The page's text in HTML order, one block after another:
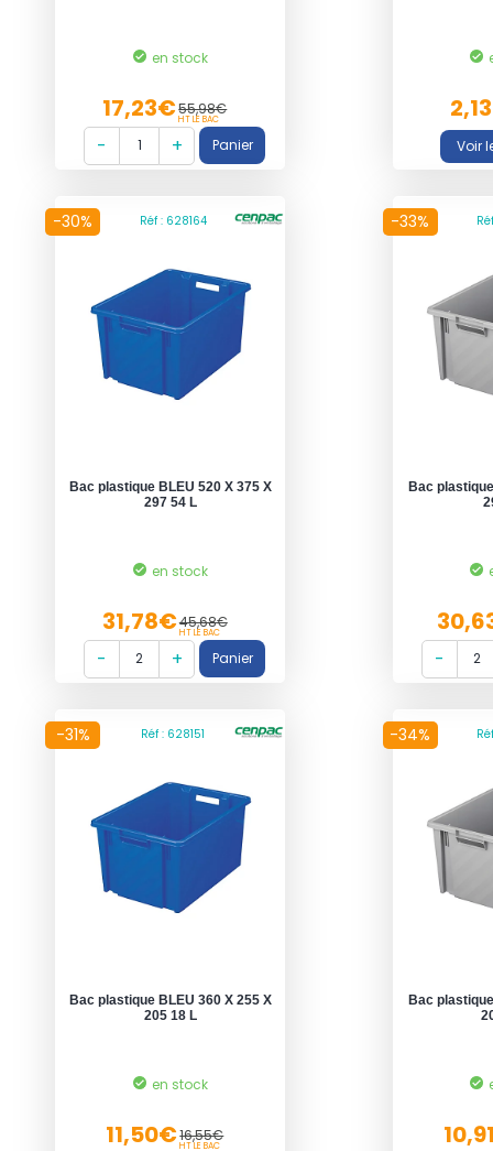
en stock
17,23€55,98€
HT LE BAC
-30% Réf : 628164
Bac plastique BLEU 520 X 375 X
297 54 L
en stock
31,78€45,68€
HT LE BAC
-33%
Bac
-31% Réf : 628151
Bac plastique BLEU 360 X 255 X
205 18 L
en stock
11,50€16,55€
HT LE BAC
-34%
Bac